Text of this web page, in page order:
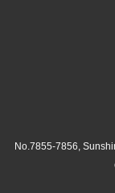
No.7855-7856,